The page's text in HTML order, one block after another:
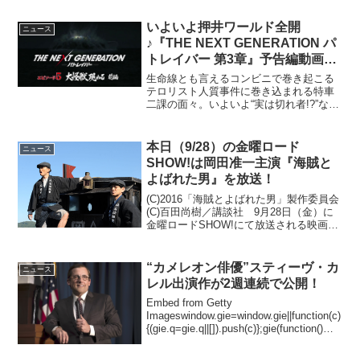
ニュース
いよいよ押井ワールド全開
♪『THE NEXT GENERATION パ
トレイバー 第3章』予告編動画が
公開！
生命線とも言えるコンビニで巻き起こる
テロリスト人質事件に巻き込まれる特車
二課の面々。いよいよ“実は切れ者!?”な後
舞台に巻き起こる謎の怪獣騒動を描くエ
ピソード5「大怪...
ニュース
本日（9/28）の金曜ロード
SHOW!は岡田准一主演『海賊と
よばれた男』を放送！
(C)2016「海賊とよばれた男」製作委員会
(C)百田尚樹／講談社 9月28日（金）に
金曜ロードSHOW!にて放送される映画
でもタッグを組んだ山崎貴監督、...
ニュース
“カメレオン俳優”スティーヴ・カ
レル出演作が2週連続で公開！
Embed from Getty
Imageswindow.gie=window.gie||function(c)
{(gie.q=gie.q||[]).push(c)};gie(function()